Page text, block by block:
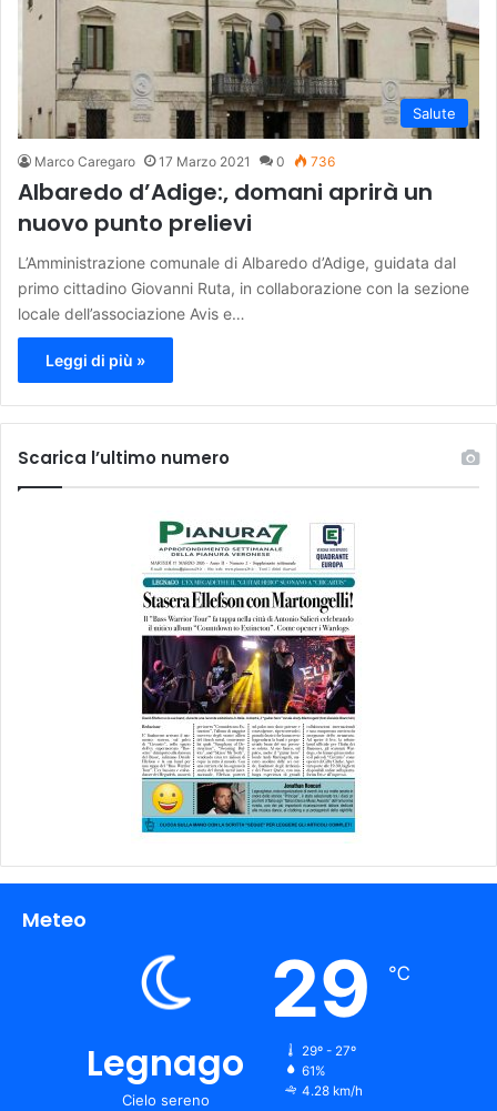
Salute
Marco Caregaro 17 Marzo 2021 0 736
Albaredo d’Adige:, domani aprirà un
nuovo punto prelievi
L’Amministrazione comunale di Albaredo d’Adige, guidata dal
primo cittadino Giovanni Ruta, in collaborazione con la sezione
locale dell’associazione Avis e…
Leggi di più »
Scarica l’ultimo numero
Meteo
Legnago
Cielo sereno
29 ℃
29º - 27º
61%
4.28 km/h